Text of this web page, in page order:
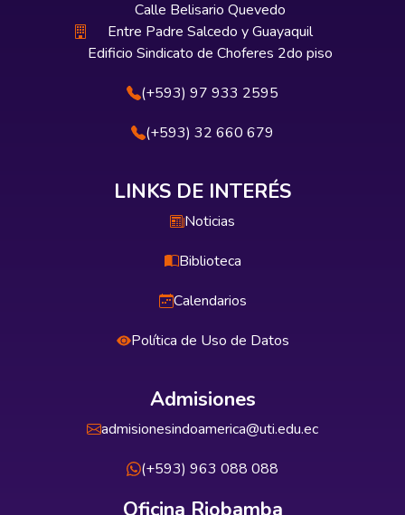
Calle Belisario Quevedo
Entre Padre Salcedo y Guayaquil
Edificio Sindicato de Choferes 2do piso
(+593) 97 933 2595
(+593) 32 660 679
LINKS DE INTERÉS
Noticias
Biblioteca
Calendarios
Política de Uso de Datos
Admisiones
admisionesindoamerica@uti.edu.ec
(+593) 963 088 088
Oficina Riobamba